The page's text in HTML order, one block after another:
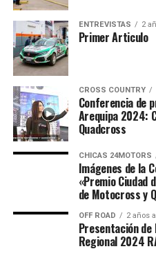
ENTREVISTAS 2
Primer Articulo
CROSS COUNTRY
Conferencia de
Arequipa 2024:
Quadcross
CHICAS 24MOTORS
Imágenes de la
«Premio Ciudad
de Motocross y
OFF ROAD 2 años
Presentación
Regional 2024